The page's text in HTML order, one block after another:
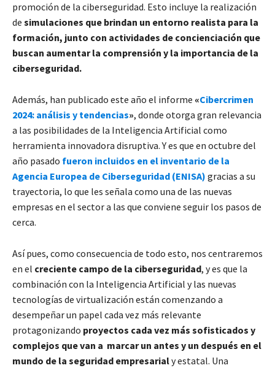
promoción de la ciberseguridad. Esto incluye la realización
de simulaciones que brindan un entorno realista para la
formación, junto con actividades de concienciación que
buscan aumentar la comprensión y la importancia de la
ciberseguridad.
Además, han publicado este año el informe «Cibercrimen
2024: análisis y tendencias», donde otorga gran relevancia
a las posibilidades de la Inteligencia Artificial como
herramienta innovadora disruptiva. Y es que en octubre del
año pasado fueron incluidos en el inventario de la
Agencia Europea de Ciberseguridad (ENISA) gracias a su
trayectoria, lo que les señala como una de las nuevas
empresas en el sector a las que conviene seguir los pasos de
cerca.
Así pues, como consecuencia de todo esto, nos centraremos
en el creciente campo de la ciberseguridad, y es que la
combinación con la Inteligencia Artificial y las nuevas
tecnologías de virtualización están comenzando a
desempeñar un papel cada vez más relevante
protagonizando proyectos cada vez más sofisticados y
complejos que van a marcar un antes y un después en el
mundo de la seguridad empresarialy estatal. Una